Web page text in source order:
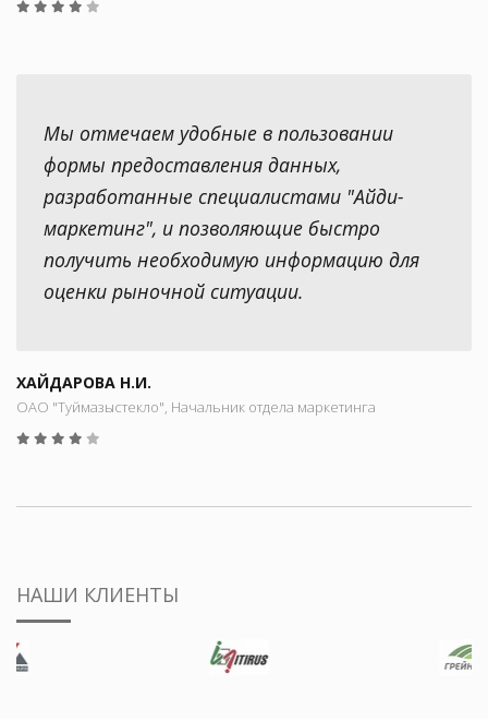
Мы отмечаем удобные в пользовании
формы предоставления данных,
разработанные специалистами "Айди-
маркетинг", и позволяющие быстро
получить необходимую информацию для
оценки рыночной ситуации.
ХАЙДАРОВА Н.И.
ОАО "Туймазыстекло", Начальник отдела маркетинга
НАШИ КЛИЕНТЫ